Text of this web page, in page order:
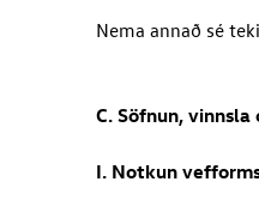
Nema annað sé
C. Söfnun,
I. Notkun